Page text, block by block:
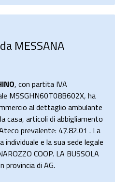
MESSANA
, con partita IVA
MSSGHN60T08B602X, ha
al dettaglio ambulante
casa, articoli di abbigliamento
prevalente: 47.82.01 . La
e la sua sede legale
COOP. LA BUSSOLA
provincia di AG.